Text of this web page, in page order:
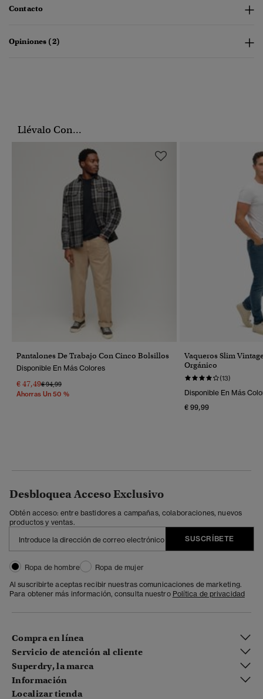
Contacto
Opiniones (2)
Llévalo Con...
Pantalones De Trabajo Con Cinco Bolsillos
Disponible En Más Colores
€ 47,49Precio Rebajado De
€ 94,99A
Ahorras Un 50 %
Vaqueros Slim
Orgánico
(13)
Disponible En Más
€ 99,99
Desbloquea Acceso Exclusivo
Obtén acceso: entre bastidores a campañas, colaboraciones, nuevos
productos y ventas.
SUSCRÍBETE
Ropa de hombre
Ropa de mujer
Al suscribirte aceptas recibir nuestras comunicaciones de marketing.
Para obtener más información, consulta nuestro Política de privacidad
Compra en línea
Servicio de atención al cliente
Superdry, la marca
Información
Localizar tienda